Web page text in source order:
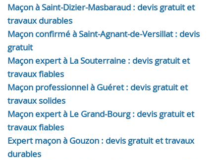
Maçon à Saint-Dizier-Masbaraud : devis gratuit et
travaux durables
Maçon confirmé à Saint-Agnant-de-Versillat : devis
gratuit
Maçon expert à La Souterraine : devis gratuit et
travaux fiables
Maçon professionnel à Guéret : devis gratuit et
travaux solides
Maçon expert à Le Grand-Bourg : devis gratuit et
travaux fiables
Expert maçon à Gouzon : devis gratuit et travaux
durables